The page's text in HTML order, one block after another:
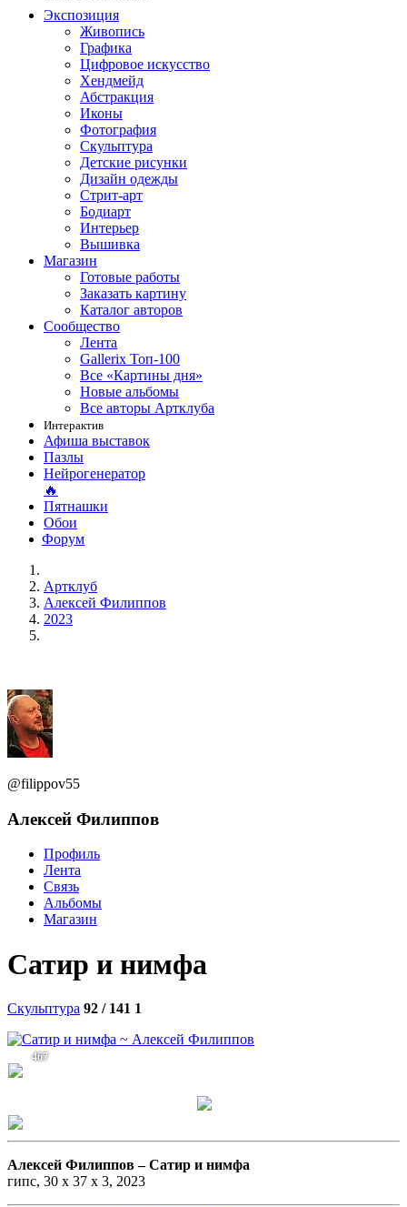
Экспозиция
Живопись
Графика
Цифровое искусство
Хендмейд
Абстракция
Иконы
Фотография
Скульптура
Детские рисунки
Дизайн одежды
Стрит-арт
Бодиарт
Интерьер
Вышивка
Магазин
Готовые работы
Заказать картину
Каталог авторов
Сообщество
Лента
Gallerix Топ-100
Все «Картины дня»
Новые альбомы
Все авторы Артклуба
Интерактив
Афиша выставок
Пазлы
Нейрогенератор
🔥
Пятнашки
Обои
Форум
Артклуб
Алексей Филиппов
2023
@filippov55
Алексей Филиппов
Профиль
Лента
Связь
Альбомы
Магазин
Сатир и нимфа
Скульптура 92 / 141 1
467
Алексей Филиппов –Сатир и нимфа
гипс, 30 х 37 х 3, 2023